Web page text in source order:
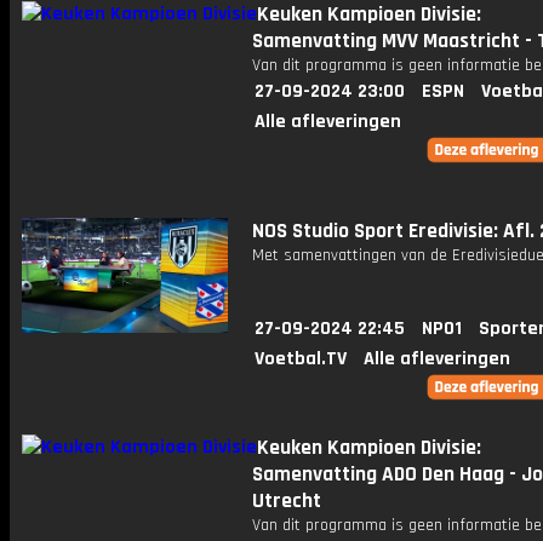
Keuken Kampioen Divisie:
Samenvatting MVV Maastricht -
Van dit programma is geen informatie
27-09-2024 23:00 ESPN
Alle afleveringen
NOS Studio Sport Eredivisie: Afl.
Met samenvattingen van de
27-09-2024 22:45 NPO1
Voetbal.TV
Alle afleveringen
Keuken Kampioen Divisie:
Samenvatting ADO Den Haag -
Utrecht
Van dit programma is geen informatie